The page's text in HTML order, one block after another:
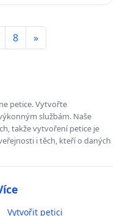
8 »
petice. Vytvořte
službám. Naše
takže vytvoření petice je
i těch, kteří o daných
Vytvořit petici